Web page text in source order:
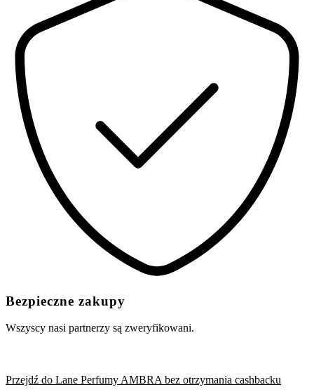
Bezpieczne zakupy
Wszyscy nasi partnerzy są zweryfikowani.
Przejdź do Lane Perfumy AMBRA bez otrzymania cashbacku